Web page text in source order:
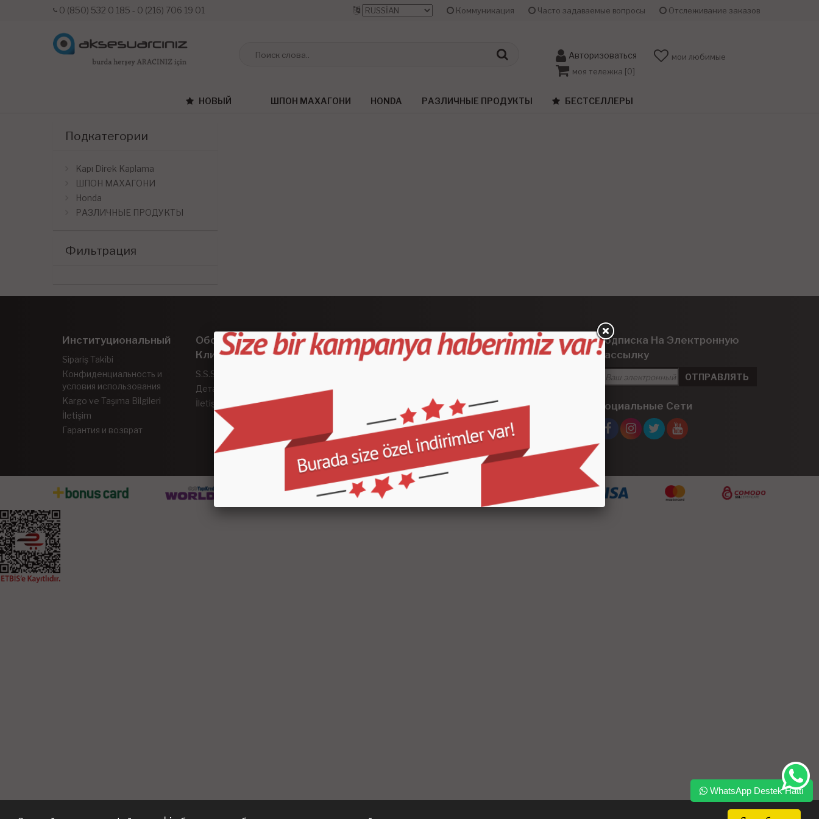
0 (850) 532 0 185 - 0 (216) 706 19 01 Коммуникация Часто задаваемые вопросы Отслеживание заказов
Авторизоваться
мои любимые
моя тележка [0]
НОВЫЙ ШПОН МАХАГОНИ HONDA РАЗЛИЧНЫЕ ПРОДУКТЫ БЕСТСЕЛЛЕРЫ
Подкатегории
Kapı Direk Kaplama
ШПОН МАХАГОНИ
Honda
РАЗЛИЧНЫЕ ПРОДУКТЫ
Фильтрация
Институциональный
Sipariş Takibi
Конфиденциальность и
условия использования
Kargo ve Taşıma Bilgileri
İletişim
Гарантия и возврат
Обслуживание
Клиентов
S.S.S.
Детальный поиск
İletişim
Быстрый Доступ
Домашняя страница
Товары со скидкой
Отслеживание заказов
Популярные
Категории
Подписка На Электронную
Рассылку
Социальные Сети
WhatsApp Destek Hattı